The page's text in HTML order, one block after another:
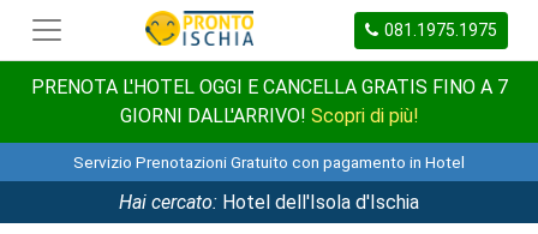
081.1975.1975
PRENOTA L'HOTEL OGGI E CANCELLA GRATIS FINO A 7
GIORNI DALL'ARRIVO! Scopri di più!
Servizio Prenotazioni Gratuito con pagamento in Hotel
Hai cercato: Hotel dell'Isola d'Ischia